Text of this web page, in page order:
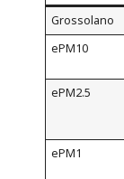
Grossolano
ePM10
ePM2.5
ePM1